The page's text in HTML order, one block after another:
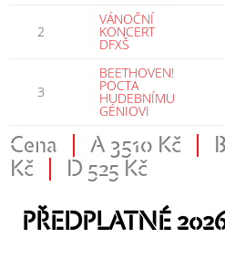
2
VÁNOČNÍ
KONCERT
DFXŠ
3
BEETHOVEN!
POCTA
HUDEBNÍMU
GÉNIOVI
Cena A 3510 Kč
Kč
D 525 Kč
PŘEDPLATNÉ